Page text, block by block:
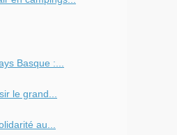
Basque :...
le grand...
au...